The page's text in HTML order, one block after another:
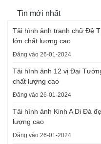
Tin mới nhất
Tải hình ảnh tranh chữ Đệ
lớn chất lượng cao
Đăng vào 26-01-2024
Tải hình ảnh 12 vị Đại
chất lượng cao
Đăng vào 26-01-2024
Tải hình ảnh Kinh A Di Đà
lượng cao
Đăng vào 26-01-2024